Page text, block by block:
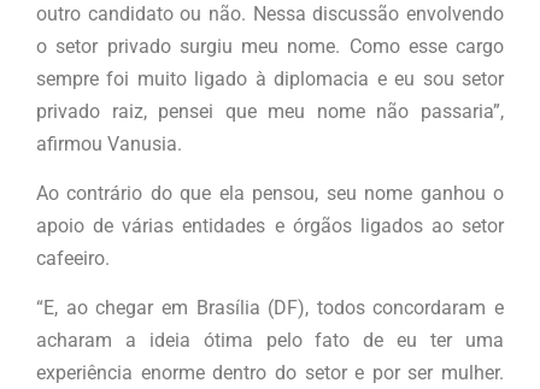
outro candidato ou não. Nessa discussão envolvendo
o setor privado surgiu meu nome. Como esse cargo
sempre foi muito ligado à diplomacia e eu sou setor
privado raiz, pensei que meu nome não passaria”,
afirmou Vanusia.
Ao contrário do que ela pensou, seu nome ganhou o
apoio de várias entidades e órgãos ligados ao setor
cafeeiro.
“E, ao chegar em Brasília (DF), todos concordaram e
acharam a ideia ótima pelo fato de eu ter uma
experiência enorme dentro do setor e por ser mulher.